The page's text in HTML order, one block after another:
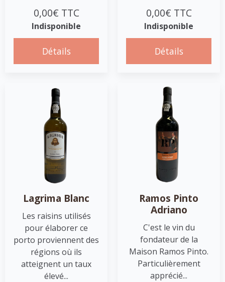
0,00€ TTC
Indisponible
Détails
0,00€ TTC
Indisponible
Détails
Lagrima Blanc
Les raisins utilisés
pour élaborer ce
porto proviennent des
régions où ils
atteignent un taux
élevé...
Ramos Pinto
Adriano
C'est le vin du
fondateur de la
Maison Ramos Pinto.
Particulièrement
apprécié...